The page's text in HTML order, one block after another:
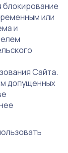
или
и
Сайта.
допущенных